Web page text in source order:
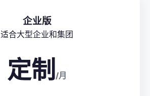
企业版
适合大型企业和集团
定制/月